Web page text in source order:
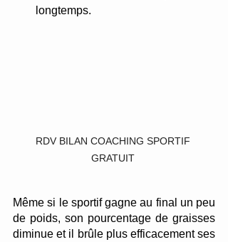
longtemps.
RDV BILAN COACHING SPORTIF
GRATUIT
Même si le sportif gagne au final un peu
de poids, son pourcentage de graisses
diminue et il brûle plus efficacement ses